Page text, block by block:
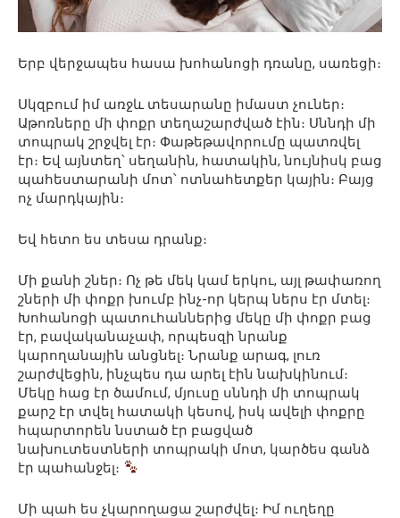
Երբ վերջապես հասա խոհանոցի դռանը, սառեցի։
Սկզբում իմ առջև տեսարանը իմաստ չուներ։
Աթոռները մի փոքր տեղաշարժված էին։ Սննդի մի
տոպրակ շրջվել էր։ Փաթեթավորումը պատռվել
էր։ Եվ այնտեղ՝ սեղանին, հատակին, նույնիսկ բաց
պահեստարանի մոտ՝ ոտնահետքեր կային։ Բայց
ոչ մարդկային։
Եվ հետո ես տեսա դրանք։
Մի քանի շներ։ Ոչ թե մեկ կամ երկու, այլ թափառող
շների մի փոքր խումբ ինչ-որ կերպ ներս էր մտել։
Խոհանոցի պատուհաններից մեկը մի փոքր բաց
էր, բավականաչափ, որպեսզի նրանք
կարողանային անցնել։ Նրանք արագ, լուռ
շարժվեցին, ինչպես դա արել էին նախկինում։
Մեկը հաց էր ծամում, մյուսը սննդի մի տոպրակ
քարշ էր տվել հատակի կեսով, իսկ ավելի փոքրը
հպարտորեն նստած էր բացված
նախուտեստների տոպրակի մոտ, կարծես գանձ
էր պահանջել։
Մի պահ ես չկարողացա շարժվել։ Իմ ուղեղը